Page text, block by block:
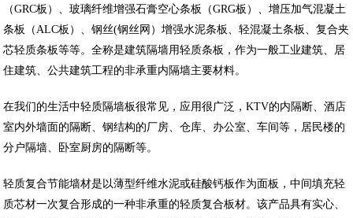
（GRC板）、玻璃纤维增强石膏空心条板（GRG板）、增压加气混凝土
条板（ALC板）、钢丝(钢丝网）增强水泥条板、轻混凝土条板、复合夹
芯轻质条板等等。全称是建筑隔墙用轻质条板，作为一般工业建筑、居
住建筑、公共建筑工程的非承重内隔墙主要材料。
在我们的生活中轻质隔墙板很常见，应用很广泛，KTV的内隔断、酒店
室内外墙面的隔断、钢结构的厂房、仓库、办公室、车间等，居民楼的
分户隔墙、卧室厨房的隔断等。
轻质复合节能墙材是以薄型纤维水泥或硅酸钙板作为面板，中间填充轻
质芯材一次复合形成的一种非承重的轻质复合板材。该产品具有实心、